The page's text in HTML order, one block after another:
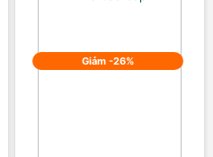
Giảm -26%